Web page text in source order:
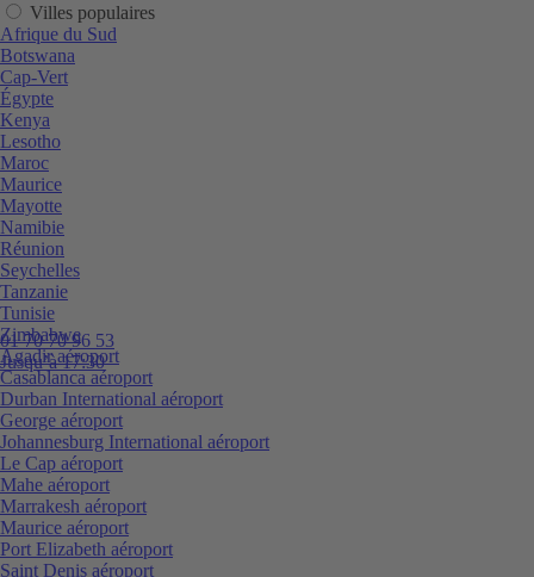
01 70 70 96 53
Jusqu’à 17:30
Villes populaires
Afrique du Sud
Botswana
Cap-Vert
Égypte
Kenya
Lesotho
Maroc
Maurice
Mayotte
Namibie
Réunion
Seychelles
Tanzanie
Tunisie
Zimbabwe
Agadir aéroport
Casablanca aéroport
Durban International aéroport
George aéroport
Johannesburg International aéroport
Le Cap aéroport
Mahe aéroport
Marrakesh aéroport
Maurice aéroport
Port Elizabeth aéroport
Saint Denis aéroport